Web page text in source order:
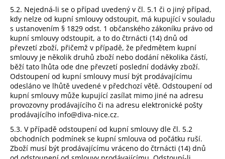
5.2. Nejedná-li se o případ uvedený v čl. 5.1 či o jiný případ,
kdy nelze od kupní smlouvy odstoupit, má kupující v souladu
s ustanovením § 1829 odst. 1 občanského zákoníku právo od
kupní smlouvy odstoupit, a to do čtrnácti (14) dnů od
převzetí zboží, přičemž v případě, že předmětem kupní
smlouvy je několik druhů zboží nebo dodání několika částí,
běží tato lhůta ode dne převzetí poslední dodávky zboží.
Odstoupení od kupní smlouvy musí být prodávajícímu
odesláno ve lhůtě uvedené v předchozí větě. Odstoupení od
kupní smlouvy může kupující zasílat mimo jiné na adresu
provozovny prodávajícího či na adresu elektronické pošty
prodávajícího info@diva-nice.cz.
5.3. V případě odstoupení od kupní smlouvy dle čl. 5.2
obchodních podmínek se kupní smlouva od počátku ruší.
Zboží musí být prodávajícímu vráceno do čtrnácti (14) dnů